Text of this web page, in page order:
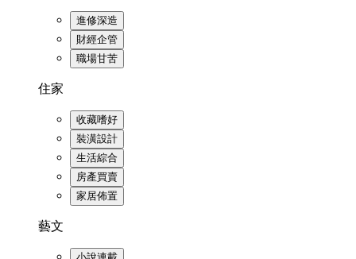
進修深造
財經企管
職場甘苦
住家
收藏嗜好
裝潢設計
生活綜合
房產買賣
家居佈置
藝文